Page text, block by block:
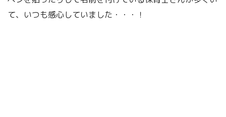
て、いつも感心していました・・・！